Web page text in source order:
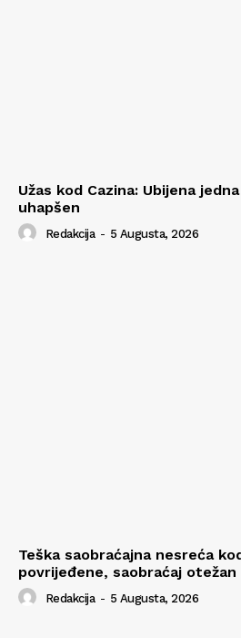
Užas kod Cazina: Ubijena
uhapšen
Redakcija - 5 Augusta, 2026
Teška saobraćajna nesreća
povrijeđene, saobraćaj otežan
Redakcija - 5 Augusta, 2026